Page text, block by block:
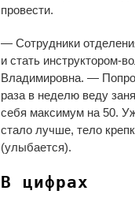
провести.
— Сотрудники
и стать инструктором-
Владимировна. —
раза в неделю веду
себя максимум на 50.
стало лучше, тело
(улыбается).
В цифрах